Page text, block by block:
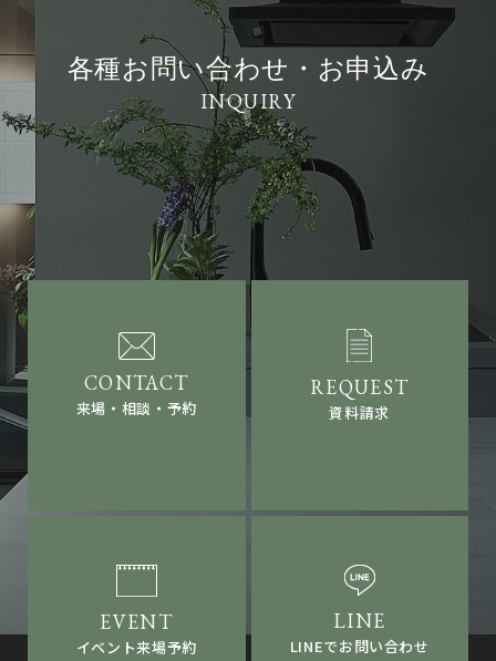
各種お問い合わせ・お申込み
来場・相談・予約 資料請求
イベント来場予約 LINEでお問い合わせ